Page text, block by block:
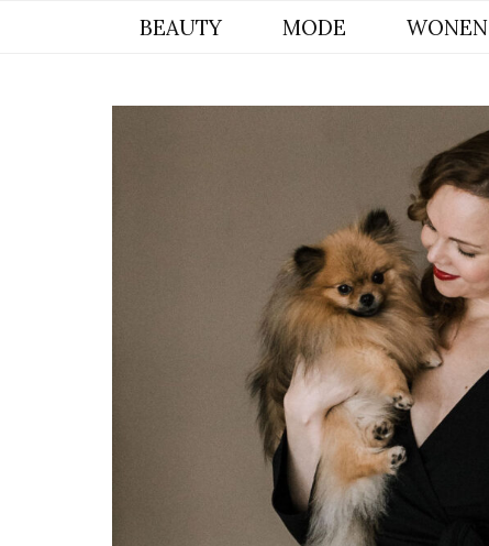
BEAUTY MODE WONEN
BYCHRISTIANA, EEN INSPIREREND
ONLINE MAGAZINE VOOR BEAUTY,